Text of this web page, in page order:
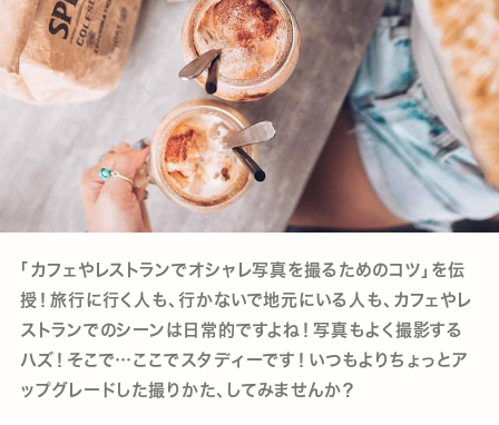
「カフェやレストランでオシャレ写真を撮るためのコツ」を伝
授！旅行に行く人も、行かないで地元にいる人も、カフェやレ
ストランでのシーンは日常的ですよね！写真もよく撮影する
ハズ！そこで…ここでスタディーです！いつもよりちょっとア
ップグレードした撮りかた、してみませんか？